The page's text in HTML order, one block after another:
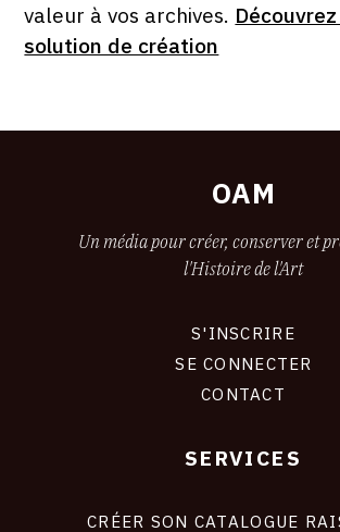
valeur à vos archives.
solution de création
OAM
Un média pour créer, conserver et
l'Histoire de l'Art
S'INSCRIRE
SE CONNECTER
CONTACT
SERVICES
CRÉER SON CATALOGUE